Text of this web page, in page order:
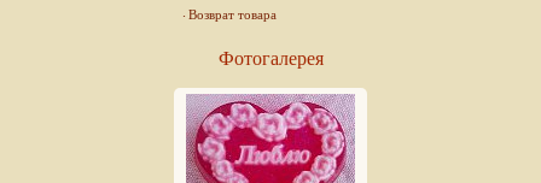
Возврат товара
Фотогалерея